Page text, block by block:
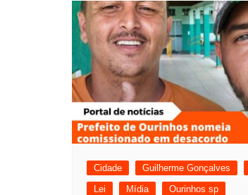
Cidade Guilherme Gonçalves
Lei
Mídia Ourinhos sp